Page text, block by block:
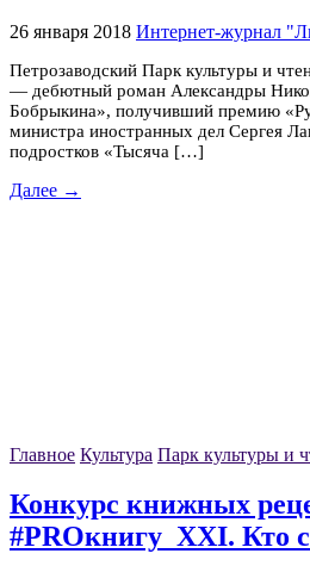
26 января 2018 Интернет-журнал
Петрозаводский Парк культуры и
— дебютный роман Александры
Бобрыкина», получивший премию
министра иностранных дел Сергея
подростков «Тысяча […]
Далее →
Главное Культура Парк культуры и
Конкурс книжных
#PROкнигу_XXI. Кто